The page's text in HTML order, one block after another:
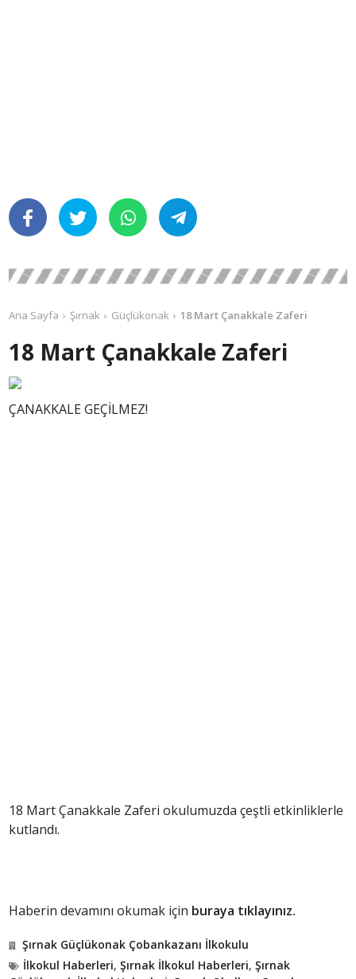
Ana Sayfa Şırnak Güçlükonak 18 Mart Çanakkale Zaferi
18 Mart Çanakkale Zaferi
ÇANAKKALE GEÇİLMEZ!
18 Mart Çanakkale Zaferi okulumuzda çeştli etkinliklerle
kutlandı.
Haberin devamını okumak için buraya tıklayınız.
Şırnak Güçlükonak Çobankazanı İlkokulu
İlkokul Haberleri,Şırnak İlkokul Haberleri,Şırnak